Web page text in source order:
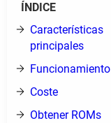
ÍNDICE
Características
principales
Funcionamiento
Coste
Obtener ROMs